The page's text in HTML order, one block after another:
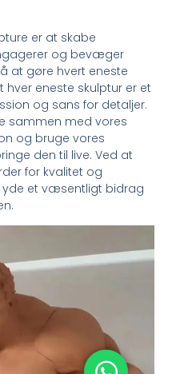
er at skabe
og bevæger
at gøre hvert eneste
eneste skulptur er et
og sans for detaljer.
sammen med vores
og bruge vores
den til live. Ved at
for kvalitet og
yde et væsentligt bidrag